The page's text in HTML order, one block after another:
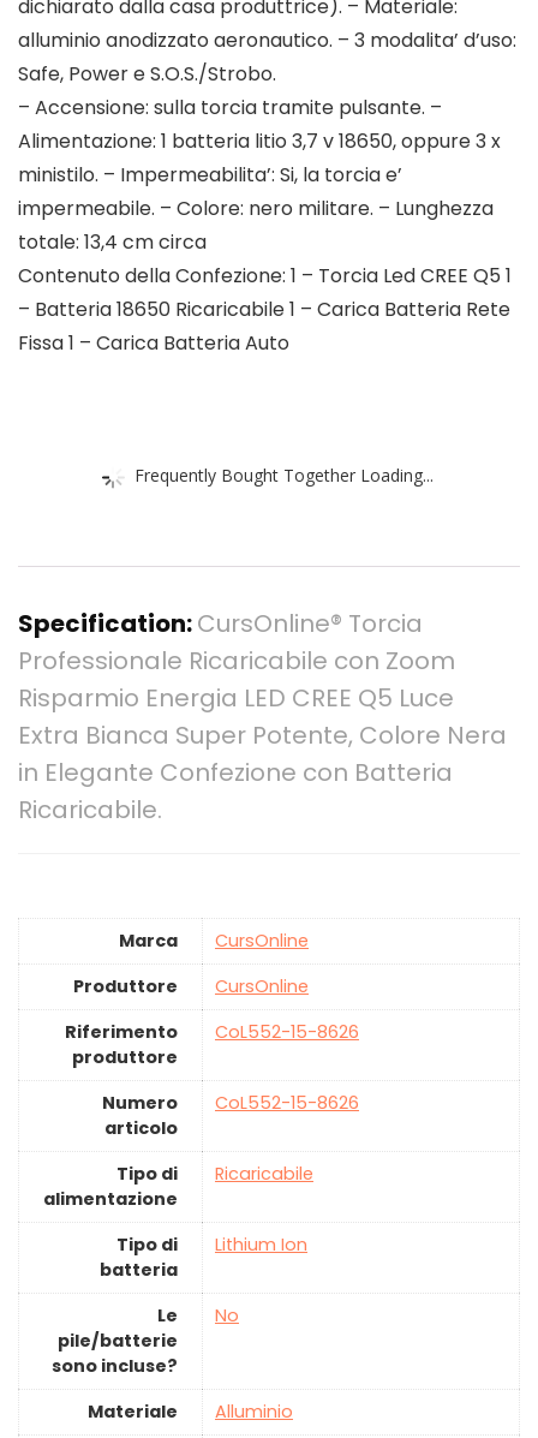
dichiarato dalla casa produttrice). – Materiale:
alluminio anodizzato aeronautico. – 3 modalita’ d’uso:
Safe, Power e S.O.S./Strobo.
– Accensione: sulla torcia tramite pulsante. –
Alimentazione: 1 batteria litio 3,7 v 18650, oppure 3 x
ministilo. – Impermeabilita’: Si, la torcia e’
impermeabile. – Colore: nero militare. – Lunghezza
totale: 13,4 cm circa
Contenuto della Confezione: 1 – Torcia Led CREE Q5 1
– Batteria 18650 Ricaricabile 1 – Carica Batteria Rete
Fissa 1 – Carica Batteria Auto
Frequently Bought Together Loading...
Specification:CursOnline® Torcia
Professionale Ricaricabile con Zoom
Risparmio Energia LED CREE Q5 Luce
Extra Bianca Super Potente, Colore Nera
in Elegante Confezione con Batteria
Ricaricabile.
Marca
‎CursOnline
Produttore
‎CursOnline
Riferimento
produttore
‎CoL552-15-8626
Numero
articolo
‎CoL552-15-8626
Tipo di
alimentazione
‎Ricaricabile
Tipo di
batteria
‎Lithium Ion
Le
pile/batterie
sono incluse?
‎No
Materiale
‎Alluminio